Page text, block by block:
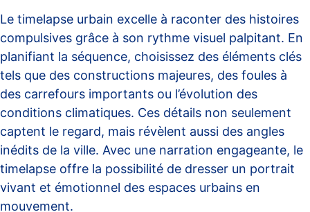
Le timelapse urbain excelle à raconter des histoires
compulsives grâce à son rythme visuel palpitant. En
planifiant la séquence, choisissez des éléments clés
tels que des constructions majeures, des foules à
des carrefours importants ou l’évolution des
conditions climatiques. Ces détails non seulement
captent le regard, mais révèlent aussi des angles
inédits de la ville. Avec une narration engageante, le
timelapse offre la possibilité de dresser un portrait
vivant et émotionnel des espaces urbains en
mouvement.